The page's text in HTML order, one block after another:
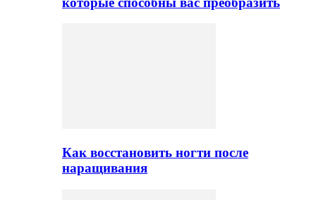
Как восстановить ногти после
наращивания